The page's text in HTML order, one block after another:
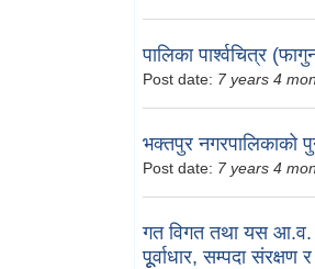
पालिका पार्श्वचित्र
Post date: 7 years 4
भक्तपुर नगरपालिकाको
Post date: 7 years 4
गत विगत तथा यस
पूूर्वाधार, सम्पदा संरक्षण